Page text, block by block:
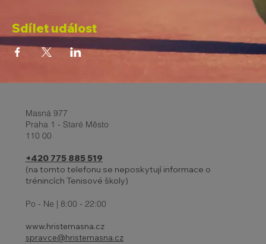
Sdílet událost
Masná 977
Praha 1 - Staré Město
110 00
+420 775 885 519
(na tomto telefonu se neposkytují informace o
trénincích Tenisové školy)
Po - Ne | 8:00 - 22:00
www.hristemasna.cz
spravce@hristemasna.cz